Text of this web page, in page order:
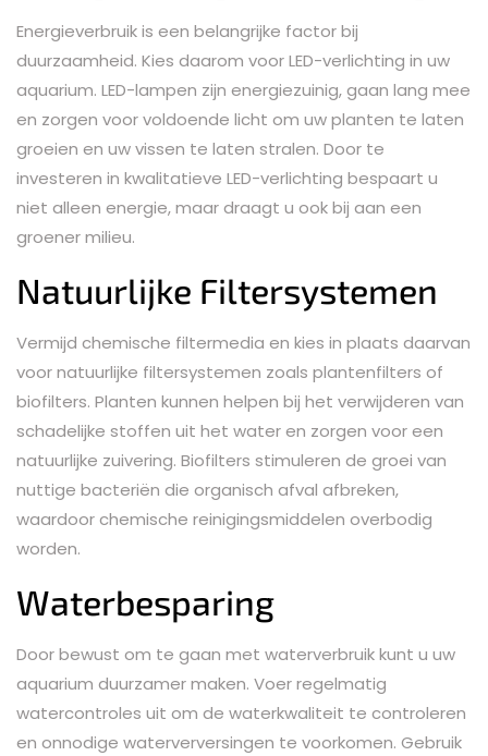
Energieverbruik is een belangrijke factor bij
duurzaamheid. Kies daarom voor LED-verlichting in uw
aquarium. LED-lampen zijn energiezuinig, gaan lang mee
en zorgen voor voldoende licht om uw planten te laten
groeien en uw vissen te laten stralen. Door te
investeren in kwalitatieve LED-verlichting bespaart u
niet alleen energie, maar draagt u ook bij aan een
groener milieu.
Natuurlijke Filtersystemen
Vermijd chemische filtermedia en kies in plaats daarvan
voor natuurlijke filtersystemen zoals plantenfilters of
biofilters. Planten kunnen helpen bij het verwijderen van
schadelijke stoffen uit het water en zorgen voor een
natuurlijke zuivering. Biofilters stimuleren de groei van
nuttige bacteriën die organisch afval afbreken,
waardoor chemische reinigingsmiddelen overbodig
worden.
Waterbesparing
Door bewust om te gaan met waterverbruik kunt u uw
aquarium duurzamer maken. Voer regelmatig
watercontroles uit om de waterkwaliteit te controleren
en onnodige waterverversingen te voorkomen. Gebruik